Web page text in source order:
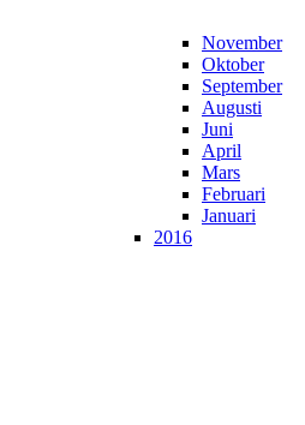
November
Oktober
September
Augusti
Juni
April
Mars
Februari
Januari
2016